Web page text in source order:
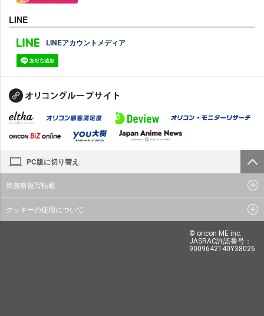
LINE
LINEアカウントメディア
PC版に切り替え
禁無断複写転載
クッキーの使用について
© oricon ME inc.
JASRAC許諾番号：
9009642140Y38026